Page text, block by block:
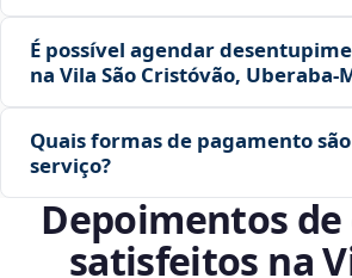
É possível agendar
na Vila São Cristóvão,
Quais formas de pagamento
serviço?
Depoimentos
satisfeitos na